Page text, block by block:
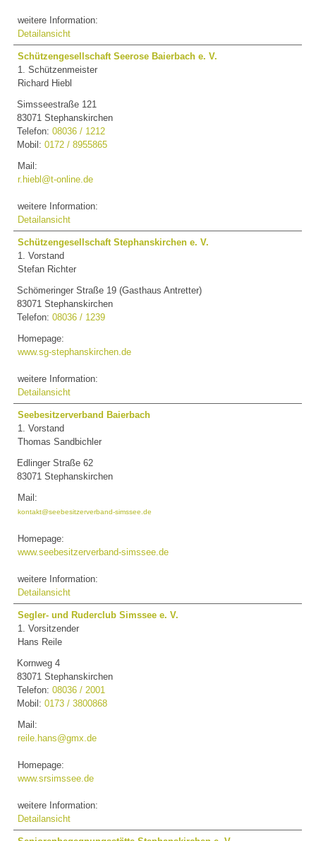
weitere Information:
Detailansicht
Schützengesellschaft Seerose Baierbach e. V.
1. Schützenmeister
Richard Hiebl
Simsseestraße 121
83071 Stephanskirchen
Telefon:08036 / 1212
Mobil:0172 / 8955865
Mail:
r.hiebl@t-online.de
weitere Information:
Detailansicht
Schützengesellschaft Stephanskirchen e. V.
1. Vorstand
Stefan Richter
Schömeringer Straße 19 (Gasthaus Antretter)
83071 Stephanskirchen
Telefon:08036 / 1239
Homepage:
www.sg-stephanskirchen.de
weitere Information:
Detailansicht
Seebesitzerverband Baierbach
1. Vorstand
Thomas Sandbichler
Edlinger Straße 62
83071 Stephanskirchen
Mail:
kontakt@seebesitzerverband-simssee.de
Homepage:
www.seebesitzerverband-simssee.de
weitere Information:
Detailansicht
Segler- und Ruderclub Simssee e. V.
1. Vorsitzender
Hans Reile
Kornweg 4
83071 Stephanskirchen
Telefon:08036 / 2001
Mobil:0173 / 3800868
Mail:
reile.hans@gmx.de
Homepage:
www.srsimssee.de
weitere Information:
Detailansicht